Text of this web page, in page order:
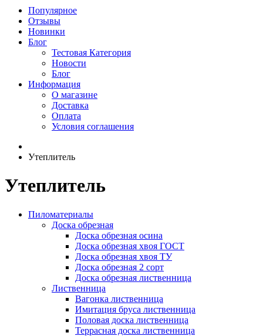
Популярное
Отзывы
Новинки
Блог
Тестовая Категория
Новости
Блог
Информация
О магазине
Доставка
Оплата
Условия соглашения
Утеплитель
Утеплитель
Пиломатериалы
Доска обрезная
Доска обрезная осина
Доска обрезная хвоя ГОСТ
Доска обрезная хвоя ТУ
Доска обрезная 2 сорт
Доска обрезная лиственница
Лиственница
Вагонка лиственница
Имитация бруса лиственница
Половая доска лиственница
Террасная доска лиственница